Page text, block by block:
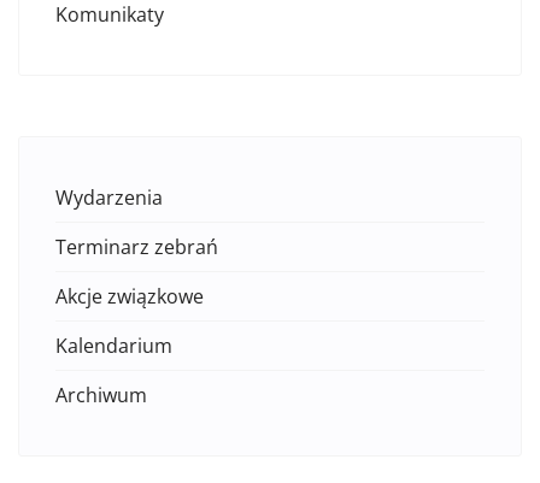
Komunikaty
Wydarzenia
Terminarz zebrań
Akcje związkowe
Kalendarium
Archiwum